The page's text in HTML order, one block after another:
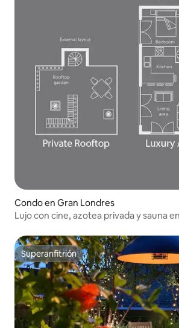
Condo en Gran Londres
Lujo con cine, azotea privada y sauna
Superanfitrión
Superanfitrión